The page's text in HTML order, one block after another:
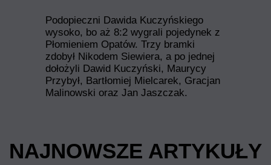
Podopieczni Dawida Kuczyńskiego
wysoko, bo aż 8:2 wygrali pojedynek z
Płomieniem Opatów. Trzy bramki
zdobył Nikodem Siewiera, a po jednej
dołożyli Dawid Kuczyński, Maurycy
Przybył, Bartłomiej Mielcarek, Gracjan
Malinowski oraz Jan Jaszczak.
NAJNOWSZE ARTYKUŁY